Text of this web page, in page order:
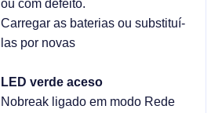
ou com defeito.
Carregar as baterias ou substituí-
las por novas
LED verde aceso
Nobreak ligado em modo Rede